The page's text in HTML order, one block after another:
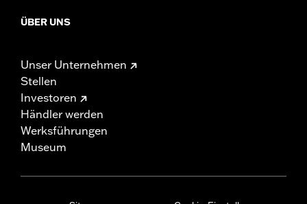
ÜBER UNS
Unser Unternehmen
Stellen
Investoren
Händler werden
Werksführungen
Museum